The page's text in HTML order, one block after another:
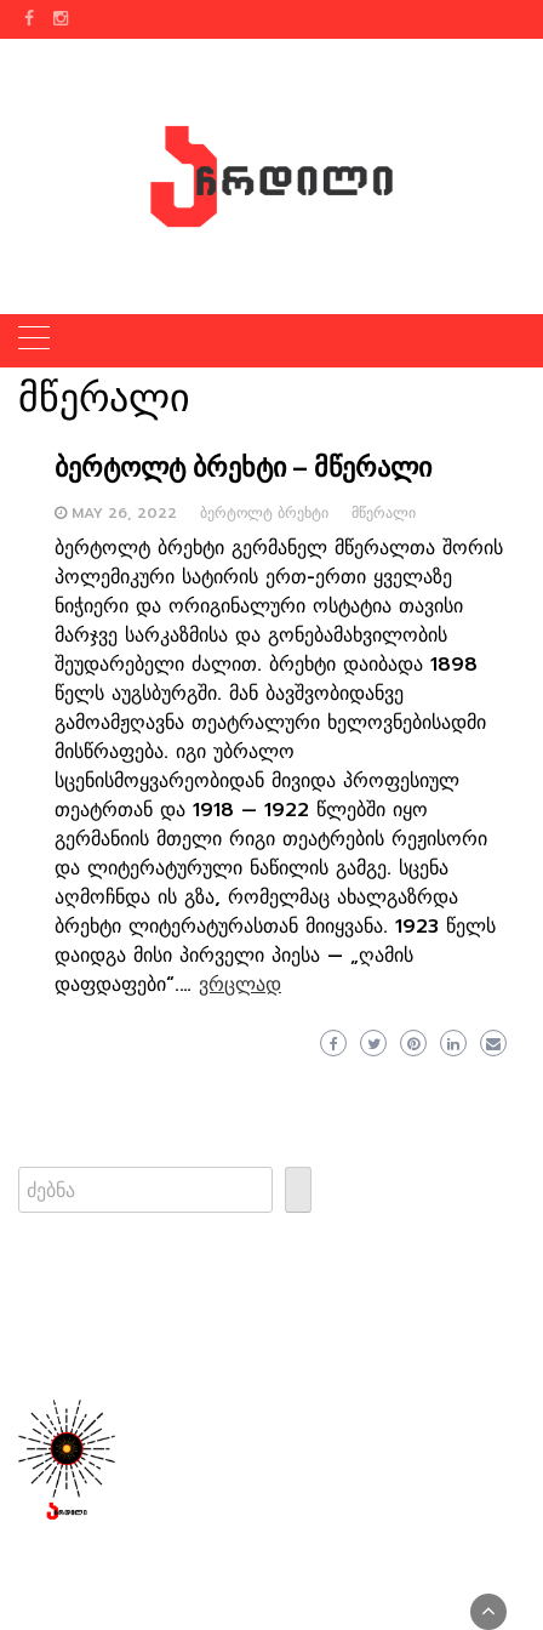
Skip
to
მწერალი
ბერტოლტ ბრეხტი – მწერალი
MAY 26, 2022 ᲑᲔᲠᲢᲝᲚᲢ ᲑᲠᲔᲮᲢᲘ ᲛᲬᲔᲠᲐᲚᲘ
ბერტოლტ ბრეხტი გერმანელ მწერალთა შორის
პოლემიკური სატირის ერთ-ერთი ყველაზე
ნიჭიერი და ორიგინალური ოსტატია თავისი
მარჯვე სარკაზმისა და გონებამახვილობის
შეუდარებელი ძალით. ბრეხტი დაიბადა 1898
წელს აუგსბურგში. მან ბავშვობიდანვე
გამოამჟღავნა თეატრალური ხელოვნებისადმი
მისწრაფება. იგი უბრალო
სცენისმოყვარეობიდან მივიდა პროფესიულ
თეატრთან და 1918 — 1922 წლებში იყო
გერმანიის მთელი რიგი თეატრების რეჟისორი
და ლიტერატურული ნაწილის გამგე. სცენა
აღმოჩნდა ის გზა, რომელმაც ახალგაზრდა
ბრეხტი ლიტერატურასთან მიიყვანა. 1923 წელს
დაიდგა მისი პირველი პიესა — „ღამის
დაფდაფები“.… ვრცლად
Search